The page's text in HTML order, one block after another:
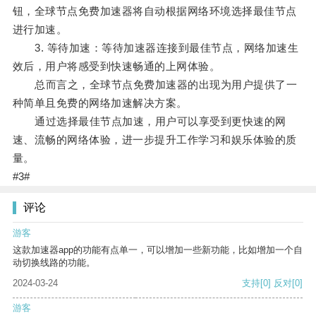
钮，全球节点免费加速器将自动根据网络环境选择最佳节点
进行加速。
3. 等待加速：等待加速器连接到最佳节点，网络加速生
效后，用户将感受到快速畅通的上网体验。
总而言之，全球节点免费加速器的出现为用户提供了一
种简单且免费的网络加速解决方案。
通过选择最佳节点加速，用户可以享受到更快速的网
速、流畅的网络体验，进一步提升工作学习和娱乐体验的质
量。
#3#
评论
游客
这款加速器app的功能有点单一，可以增加一些新功能，比如增加一个自
动切换线路的功能。
2024-03-24
支持[0] 反对[0]
游客